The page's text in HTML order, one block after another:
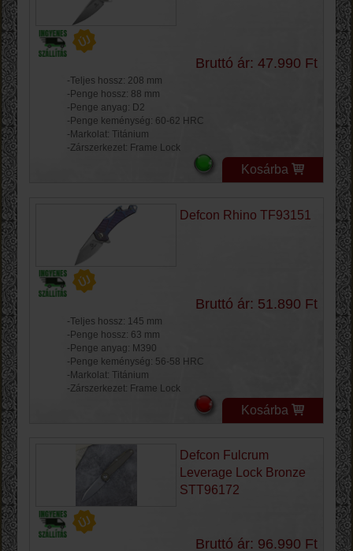
Bruttó ár: 47.990 Ft
-Teljes hossz: 208 mm
-Penge hossz: 88 mm
-Penge anyag: D2
-Penge keménység: 60-62 HRC
-Markolat: Titánium
-Zárszerkezet: Frame Lock
Kosárba
Defcon Rhino TF93151
Bruttó ár: 51.890 Ft
-Teljes hossz: 145 mm
-Penge hossz: 63 mm
-Penge anyag: M390
-Penge keménység: 56-58 HRC
-Markolat: Titánium
-Zárszerkezet: Frame Lock
Kosárba
Defcon Fulcrum
Leverage Lock Bronze
STT96172
Bruttó ár: 96.990 Ft